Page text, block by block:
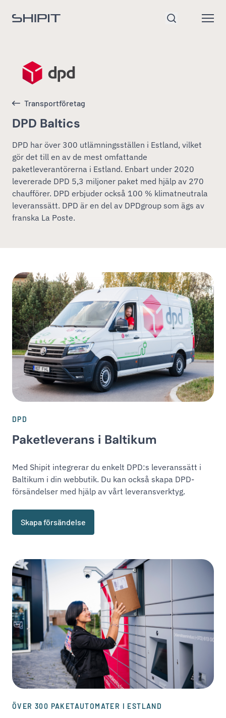
Gå till startsidan
Transportföretag
DPD Baltics
DPD har över 300 utlämningsställen i Estland, vilket
gör det till en av de mest omfattande
paketleverantörerna i Estland. Enbart under 2020
levererade DPD 5,3 miljoner paket med hjälp av 270
chaufförer. DPD erbjuder också 100 % klimatneutrala
leveranssätt. DPD är en del av DPDgroup som ägs av
franska La Poste.
DPD
Paketleverans i Baltikum
Med Shipit integrerar du enkelt DPD:s leveranssätt i
Baltikum i din webbutik. Du kan också skapa DPD-
försändelser med hjälp av vårt leveransverktyg.
Skapa försändelse
ÖVER 300 PAKETAUTOMATER I ESTLAND